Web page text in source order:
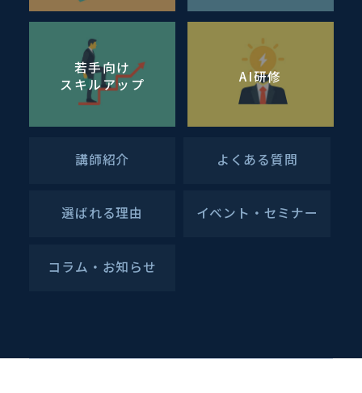
若手向け
スキルアップ
AI研修
講師紹介 よくある質問
選ばれる理由 イベント・セミナー
コラム・お知らせ